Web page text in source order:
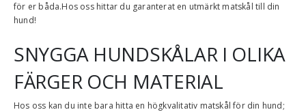
för er båda.Hos oss hittar du garanterat en utmärkt matskål till din
hund!
SNYGGA HUNDSKÅLAR I OLIKA
FÄRGER OCH MATERIAL
Hos oss kan du inte bara hitta en högkvalitativ matskål för din hund;